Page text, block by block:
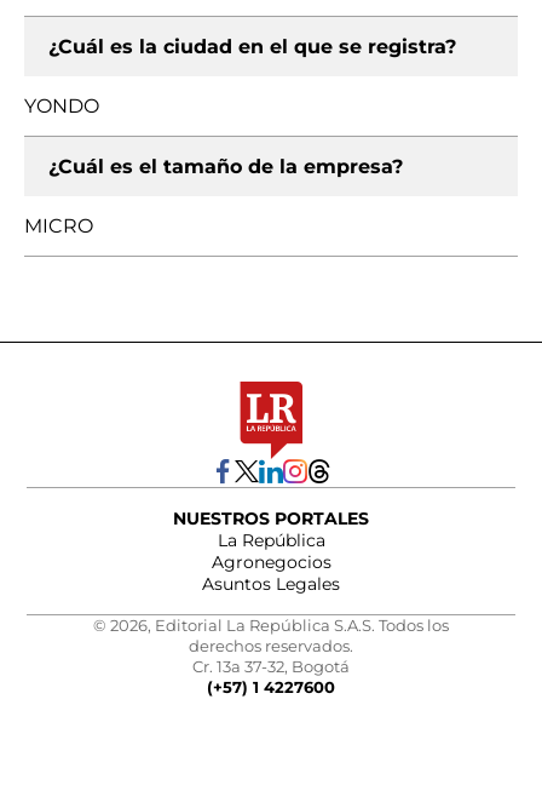
¿Cuál es la ciudad en el que se registra?
YONDO
¿Cuál es el tamaño de la empresa?
MICRO
NUESTROS PORTALES
La República
Agronegocios
Asuntos Legales
© 2026, Editorial La República S.A.S. Todos los
derechos reservados.
Cr. 13a 37-32, Bogotá
(+57) 1 4227600